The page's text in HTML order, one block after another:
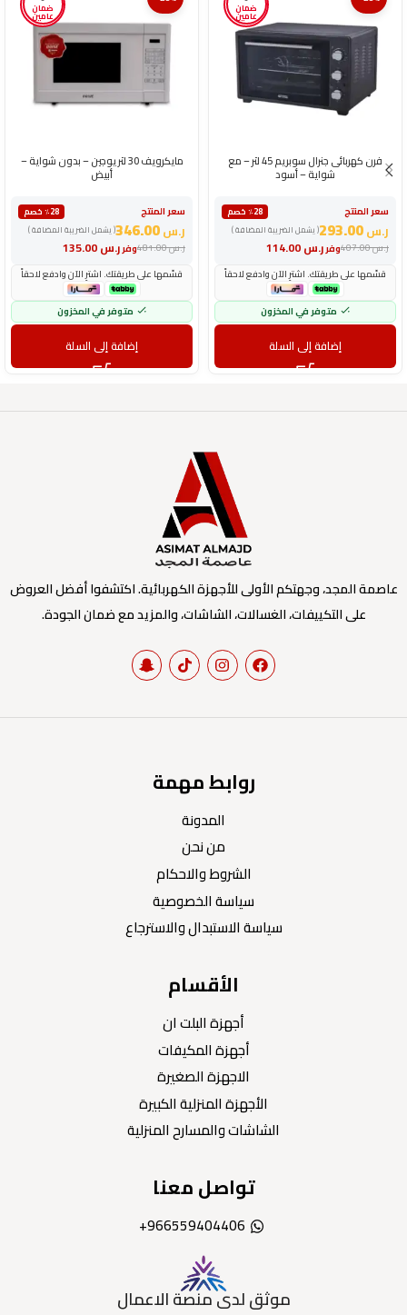
ضمان
عامين
فرن كهربائى جنرال سوبريم 45 لتر – مع
شواية – أسود
سعر المنتج
٪28 خصم
( يشمل الضريبة المضافة )
ر.س
وفرر.س ر.س407.00
قسّمها على طريقتك. اشترِ الآن وادفع لاحقاً
متوفر في المخزون
إضافة إلى السلة
ضمان
عامين
مايكرويف 30 لتر يوجين – بدون شواية –
أبيض
سعر المنتج
٪28 خصم
( يشمل الضريبة المضافة )
ر.س
وفرر.س ر.س481.00
قسّمها على طريقتك. اشترِ الآن وادفع لاحقاً
متوفر في المخزون
إضافة إلى السلة
عاصمة المجد، وجهتكم الأولى للأجهزة الكهربائية. اكتشفوا أفضل العروض
على التكييفات، الغسالات، الشاشات، والمزيد مع ضمان الجودة.
روابط مهمة
المدونة
من نحن
الشروط والاحكام
سياسة الخصوصية
سياسة الاستبدال والاسترجاع
الأقسام
أجهزة البلت ان
أجهزة المكيفات
الاجهزة الصغيرة
الأجهزة المنزلية الكبيرة
الشاشات والمسارح المنزلية
تواصل معنا
966559404406+
موثق لدى منصة الاعمال